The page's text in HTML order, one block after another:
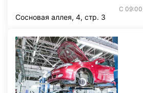
С 09:00
Сосновая аллея, 4, стр. 3